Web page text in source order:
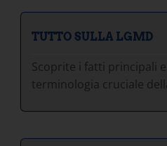
TUTTO SULLA LGMD
Scoprite i fatti principali
terminologia cruciale